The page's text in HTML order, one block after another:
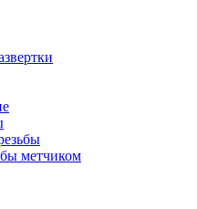
метчиком